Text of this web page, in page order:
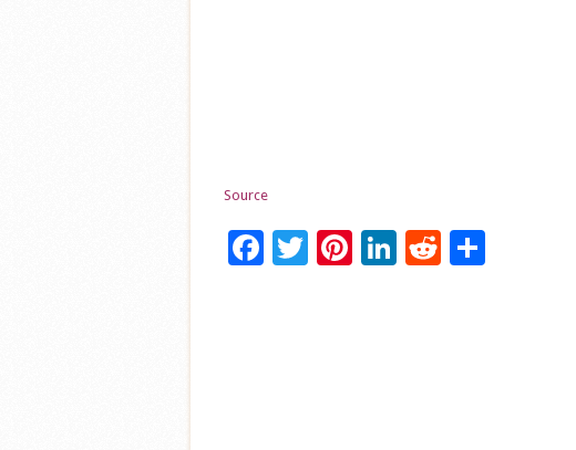
Source
Facebook
Twitter
Pinterest
LinkedIn
Reddit